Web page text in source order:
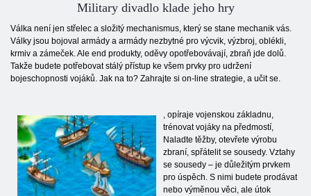
Military divadlo klade jeho hry
Válka není jen střelec a složitý mechanismus, který se stane mechanik vás.
Války jsou bojoval armády a armády nezbytné pro výcvik, výzbroj, oblékli,
krmiv a zámeček. Ale end produkty, oděvy opotřebovávají, zbraň jde dolů.
Takže budete potřebovat stálý přístup ke všem prvky pro udržení
bojeschopnosti vojáků. Jak na to? Zahrajte si on-line strategie, a učit se.
, opíraje vojenskou základnu,
trénovat vojáky na předmostí,
Naladte těžby, otevřete výrobu
zbraní, spřátelit se sousedy. Vztahy
se sousedy – je důležitým prvkem
pro úspěch. S nimi budete prodávat
nebo výměnou věci, ale útok